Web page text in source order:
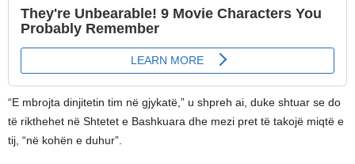
“E mbrojta dinjitetin tim në gjykatë,” u shpreh ai, duke shtuar se do
të rikthehet në Shtetet e Bashkuara dhe mezi pret të takojë miqtë e
tij, “në kohën e duhur”.